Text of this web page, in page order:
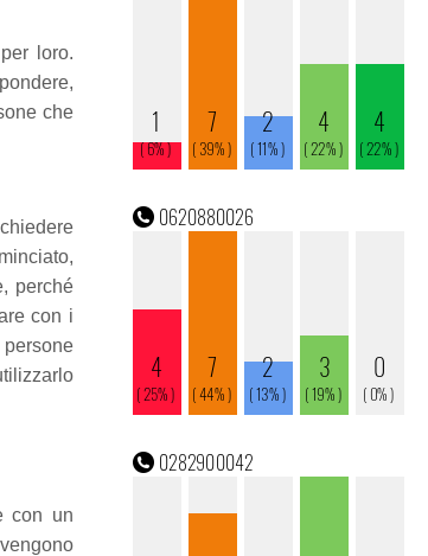
loro.
che
perché
con i
persone
con un